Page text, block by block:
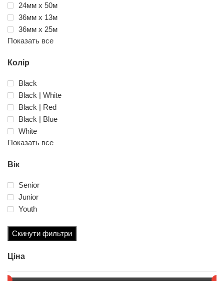
24мм x 50м
36мм x 13м
36мм x 25м
Показать все
Колір
Black
Black | White
Black | Red
Black | Blue
White
Показать все
Вік
Senior
Junior
Youth
Скинути фильтри
Ціна